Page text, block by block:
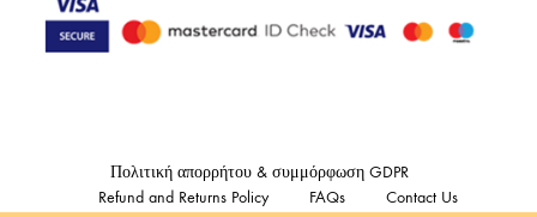
Πολιτική απορρήτου & συμμόρφωση GDPR
Refund and Returns Policy
FAQs Contact Us